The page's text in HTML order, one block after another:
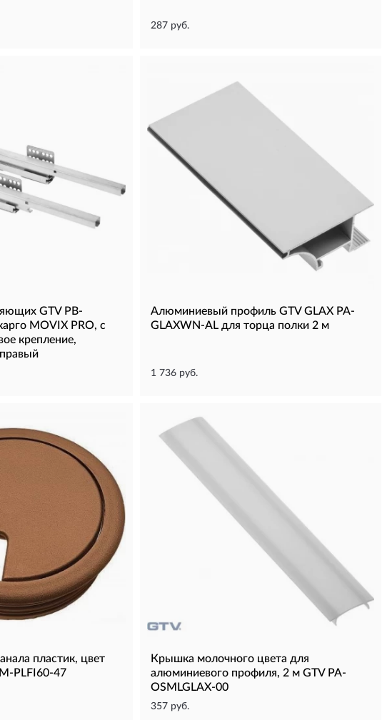
287 руб.
GTV PB-
MOVIX PRO, с
крепление,
Алюминиевый профиль GTV GLAX PA-
GLAXWN-AL для торца полки 2 м
1 736 руб.
пластик, цвет
PLFI60-47
Крышка молочного цвета для
алюминиевого профиля, 2 м GTV PA-
OSMLGLAX-00
357 руб.